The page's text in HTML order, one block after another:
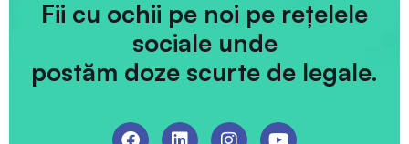
Fii cu ochii pe noi pe rețelele
sociale unde
postăm doze scurte de legale.